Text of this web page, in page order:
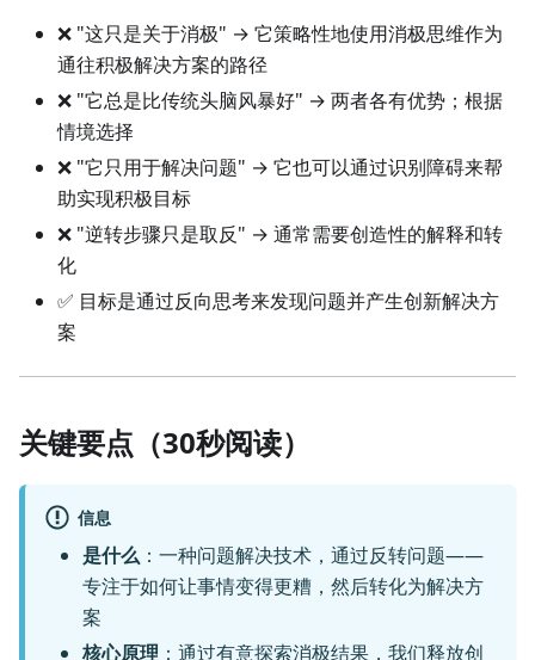
❌ "这只是关于消极" → 它策略性地使用消极思维作为
通往积极解决方案的路径
❌ "它总是比传统头脑风暴好" → 两者各有优势；根据
情境选择
❌ "它只用于解决问题" → 它也可以通过识别障碍来帮
助实现积极目标
❌ "逆转步骤只是取反" → 通常需要创造性的解释和转
化
✅ 目标是通过反向思考来发现问题并产生创新解决方
案
关键要点（30秒阅读）
信息
是什么 ：一种问题解决技术，通过反转问题——
专注于如何让事情变得更糟，然后转化为解决方
案
核心原理 ：通过有意探索消极结果，我们释放创